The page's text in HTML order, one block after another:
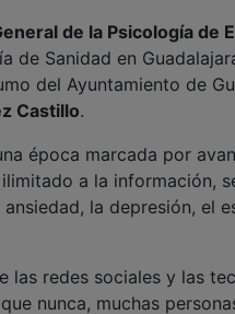
de la Psicología de
de Sanidad en
del Ayuntamiento de
Castillo.
época marcada por
a la información,
la depresión, el
las redes sociales y las
nunca, muchas